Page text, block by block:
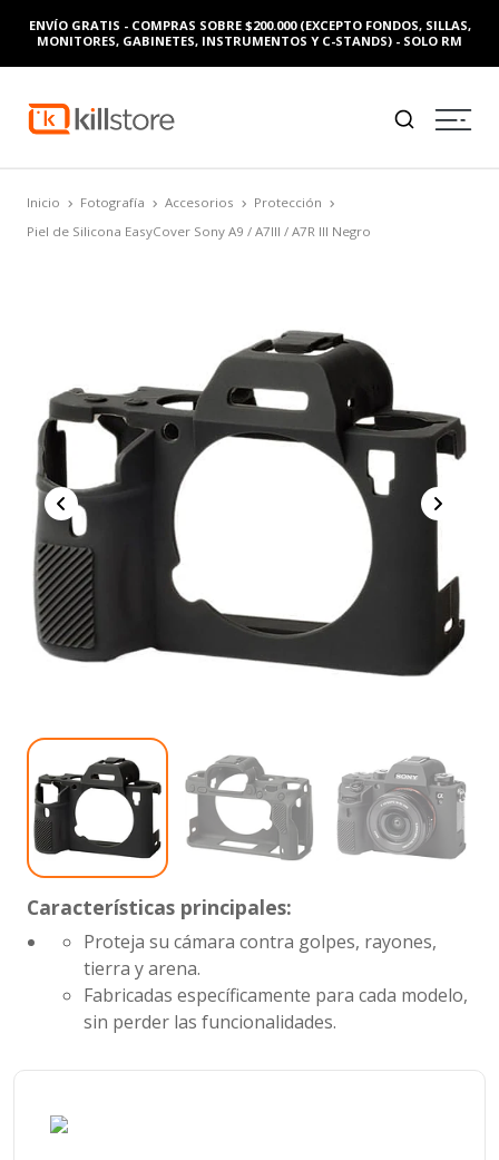
ENVÍO GRATIS - COMPRAS SOBRE $200.000 (EXCEPTO FONDOS, SILLAS,
MONITORES, GABINETES, INSTRUMENTOS Y C-STANDS) - SOLO RM
Inicio Fotografía Accesorios
Protección
Piel de Silicona EasyCover Sony A9 / A7III / A7R III Negro
Características principales:
Proteja su cámara contra golpes, rayones,
tierra y arena.
Fabricadas específicamente para cada modelo,
sin perder las funcionalidades.